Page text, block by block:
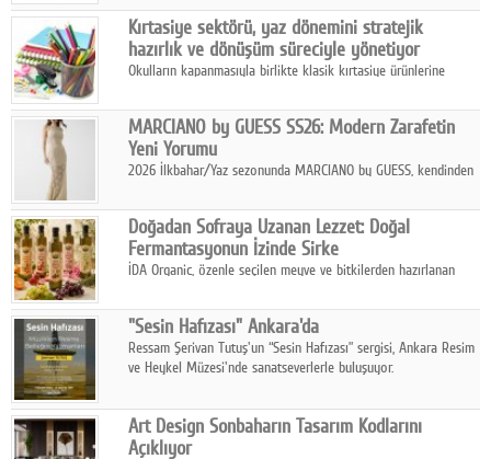
Ağustos'ta Arthill Müzecilik'in düzenleyeceği özel müzayedede
koleksiyonerlerle buluşuyor
Kırtasiye sektörü, yaz dönemini stratejik
hazırlık ve dönüşüm süreciyle yönetiyor
Okulların kapanmasıyla birlikte klasik kırtasiye ürünlerine
sanat ve eğitici aktivite ürünleriyle dinamik bir biçimde
geçiriyor.
MARCIANO by GUESS SS26: Modern Zarafetin
Yeni Yorumu
2026 İlkbahar/Yaz sezonunda MARCIANO by GUESS, kendinden
Doğadan Sofraya Uzanan Lezzet: Doğal
Fermantasyonun İzinde Sirke
İDA Organic, özenle seçilen meyve ve bitkilerden hazırlanan
sofralarına taşıyor.
"Sesin Hafızası" Ankara'da
Ressam Şerivan Tutuş'un “Sesin Hafızası” sergisi, Ankara Resim
ve Heykel Müzesi'nde sanatseverlerle buluşuyor.
Art Design Sonbaharın Tasarım Kodlarını
Açıklıyor